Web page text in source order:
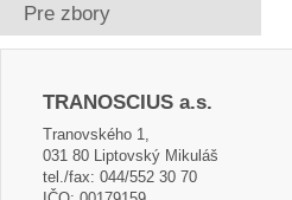
Pre zbory
TRANOSCIUS a.s.
Tranovského 1,
031 80 Liptovský Mikuláš
tel./fax: 044/552 30 70